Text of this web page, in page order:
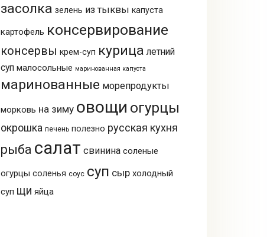
засолка зелень из тыквы капуста
картофель консервирование
консервы крем-суп курица летний
суп малосольные маринованная капуста
маринованные морепродукты
морковь на зиму овощи огурцы
окрошка печень полезно русская кухня
рыба салат свинина соленые
огурцы соленья соус суп сыр холодный
суп щи яйца